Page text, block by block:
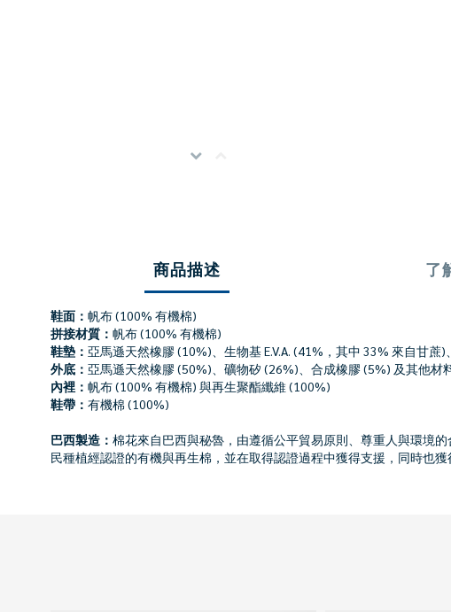
商品描述 了
鞋面： 帆布 (100% 有機棉)
拼接材質： 帆布 (100% 有機棉)
鞋墊： 亞馬遜天然橡膠 (10%)、生物基 E.V.A. (41%，其中 33% 來自甘蔗
外底： 亞馬遜天然橡膠 (50%)、礦物矽 (26%)、合成橡膠 (5%) 及其他材
內裡： 帆布 (100% 有機棉) 與再生聚酯纖維 (100%)
鞋帶： 有機棉 (100%)
巴西製造： 棉花來自巴西與秘魯，由遵循公平貿易原則、尊重人與環境
民種植經認證的有機與再生棉，並在取得認證過程中獲得支援，同時也獲